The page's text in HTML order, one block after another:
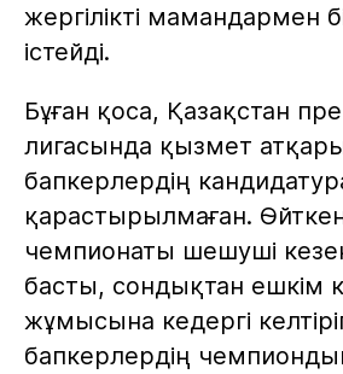
жергілікті мамандармен
істейді.
Бұған қоса, Қазақстан
лигасында қызмет
бапкерлердің
қарастырылмаған.
чемпионаты шешуші
басты, сондықтан ешкім
жұмысына кедергі
бапкерлердің